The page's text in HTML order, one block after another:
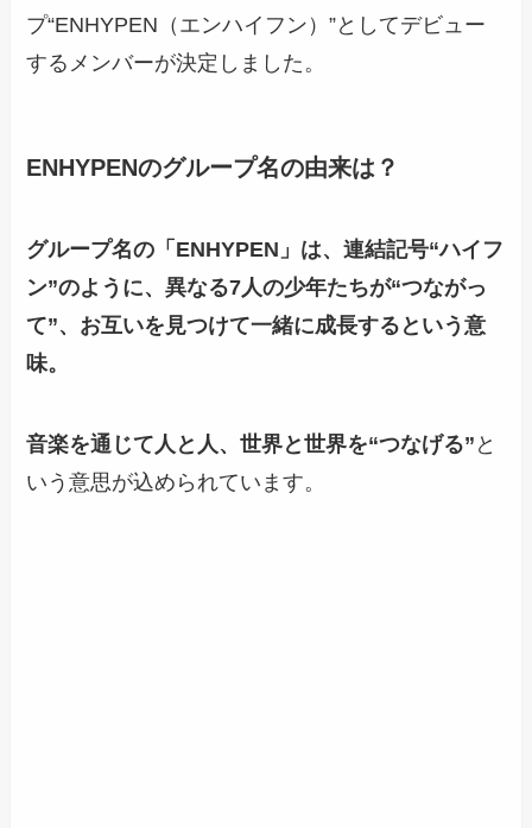
プ“ENHYPEN（エンハイフン）”としてデビュー
するメンバーが決定しました。
ENHYPENのグループ名の由来は？
グループ名の「ENHYPEN」は、連結記号“ハイフ
ン”のように、異なる7人の少年たちが“つながっ
て”、お互いを見つけて一緒に成長するという意
味。
音楽を通じて人と人、世界と世界を“つなげる” と
いう意思が込められています。